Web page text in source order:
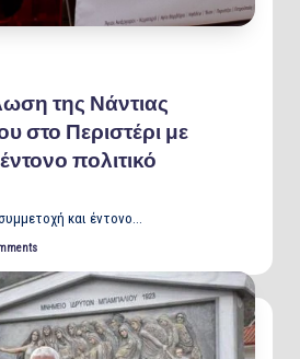
της Νάντιας
στο Περιστέρι με
πολιτικό
και έντονο…